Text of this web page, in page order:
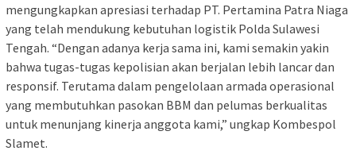
mengungkapkan apresiasi terhadap PT. Pertamina Patra Niaga
yang telah mendukung kebutuhan logistik Polda Sulawesi
Tengah. “Dengan adanya kerja sama ini, kami semakin yakin
bahwa tugas-tugas kepolisian akan berjalan lebih lancar dan
responsif. Terutama dalam pengelolaan armada operasional
yang membutuhkan pasokan BBM dan pelumas berkualitas
untuk menunjang kinerja anggota kami,” ungkap Kombespol
Slamet.